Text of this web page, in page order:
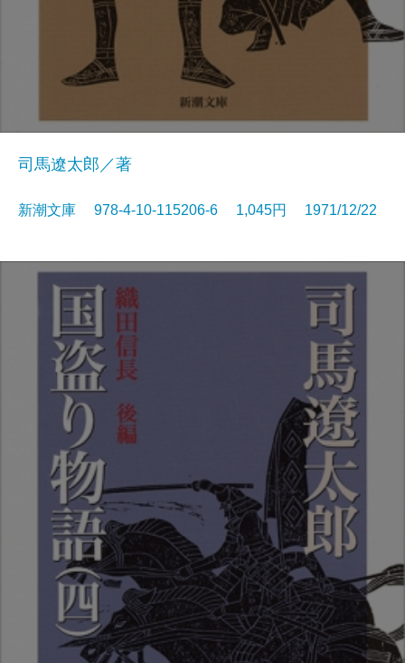
司馬遼太郎／著
新潮文庫 978-4-10-115206-6 1,045円 1971/12/22